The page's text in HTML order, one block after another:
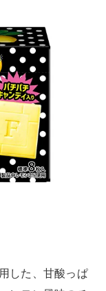
した、甘酸っぱ